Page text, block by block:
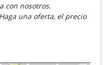
con nosotros.
una oferta, el precio